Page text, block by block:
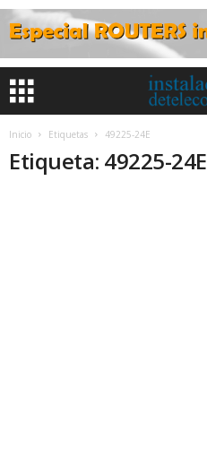
Inicio Etiquetas 49225-24E
Etiqueta: 49225-24E